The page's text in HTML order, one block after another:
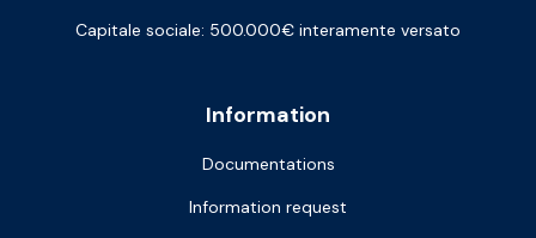
Information
Documentations
Information request
Capitale sociale: 500.000€ interamente versato